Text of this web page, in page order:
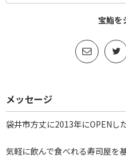
宝鮨を
メッセージ
袋井市方丈に2013年にOPENし
気軽に飲んで食べれる寿司屋を